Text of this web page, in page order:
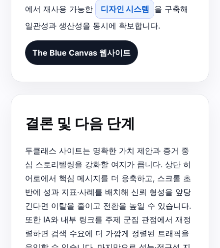
에서 재사용 가능한 디자인 시스템 을 구축해
일관성과 생산성을 동시에 확보합니다.
The Blue Canvas 웹사이트
결론 및 다음 단계
두클래스 사이트는 명확한 가치 제안과 증거 중
심 스토리텔링을 강화할 여지가 큽니다. 상단 히
어로에서 핵심 메시지를 더 응축하고, 스크롤 초
반에 성과 지표·사례를 배치해 신뢰 형성을 앞당
긴다면 이탈을 줄이고 전환을 높일 수 있습니다.
또한 IA와 내부 링크를 주제 군집 관점에서 재정
렬하면 검색 수요에 더 가깝게 정렬된 트래픽을